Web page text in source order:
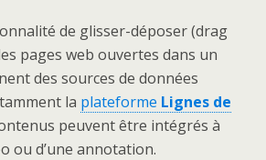
de glisser-déposer (drag
pages web ouvertes dans un
des sources de données
la plateforme Lignes de
peuvent être intégrés à
ou d’une annotation.